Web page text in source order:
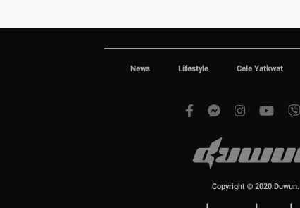
News Lifestyle Cele Yatkwat
Copyright © 2020 Duwun.